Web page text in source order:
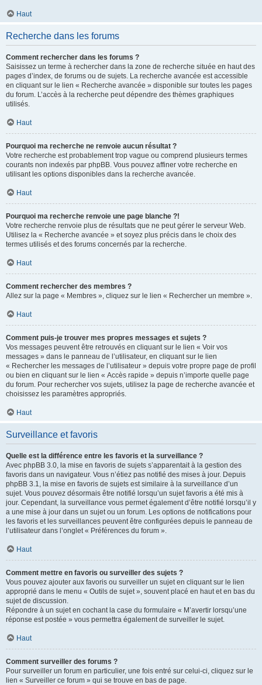
Haut
Recherche dans les forums
Comment rechercher dans les forums ?
Saisissez un terme à rechercher dans la zone de recherche située en haut des
pages d’index, de forums ou de sujets. La recherche avancée est accessible
en cliquant sur le lien « Recherche avancée » disponible sur toutes les pages
du forum. L’accès à la recherche peut dépendre des thèmes graphiques
utilisés.
Haut
Pourquoi ma recherche ne renvoie aucun résultat ?
Votre recherche est probablement trop vague ou comprend plusieurs termes
courants non indexés par phpBB. Vous pouvez affiner votre recherche en
utilisant les options disponibles dans la recherche avancée.
Haut
Pourquoi ma recherche renvoie une page blanche ?!
Votre recherche renvoie plus de résultats que ne peut gérer le serveur Web.
Utilisez la « Recherche avancée » et soyez plus précis dans le choix des
termes utilisés et des forums concernés par la recherche.
Haut
Comment rechercher des membres ?
Allez sur la page « Membres », cliquez sur le lien « Rechercher un membre ».
Haut
Comment puis-je trouver mes propres messages et sujets ?
Vos messages peuvent être retrouvés en cliquant sur le lien « Voir vos
messages » dans le panneau de l’utilisateur, en cliquant sur le lien
« Rechercher les messages de l’utilisateur » depuis votre propre page de profil
ou bien en cliquant sur le lien « Accès rapide » depuis n’importe quelle page
du forum. Pour rechercher vos sujets, utilisez la page de recherche avancée et
choisissez les paramètres appropriés.
Haut
Surveillance et favoris
Quelle est la différence entre les favoris et la surveillance ?
Avec phpBB 3.0, la mise en favoris de sujets s’apparentait à la gestion des
favoris dans un navigateur. Vous n’étiez pas notifié des mises à jour. Depuis
phpBB 3.1, la mise en favoris de sujets est similaire à la surveillance d’un
sujet. Vous pouvez désormais être notifié lorsqu’un sujet favoris a été mis à
jour. Cependant, la surveillance vous permet également d’être notifié lorsqu’il y
a une mise à jour dans un sujet ou un forum. Les options de notifications pour
les favoris et les surveillances peuvent être configurées depuis le panneau de
l’utilisateur dans l’onglet « Préférences du forum ».
Haut
Comment mettre en favoris ou surveiller des sujets ?
Vous pouvez ajouter aux favoris ou surveiller un sujet en cliquant sur le lien
approprié dans le menu « Outils de sujet », souvent placé en haut et en bas du
sujet de discussion.
Répondre à un sujet en cochant la case du formulaire « M’avertir lorsqu’une
réponse est postée » vous permettra également de surveiller le sujet.
Haut
Comment surveiller des forums ?
Pour surveiller un forum en particulier, une fois entré sur celui-ci, cliquez sur le
lien « Surveiller ce forum » qui se trouve en bas de page.